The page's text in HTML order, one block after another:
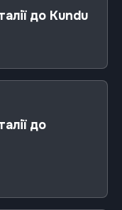
до Kundu
до